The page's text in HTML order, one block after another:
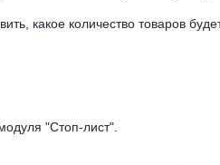
какое количество товаров
"Стоп-лист".